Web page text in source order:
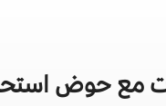
مع حوض